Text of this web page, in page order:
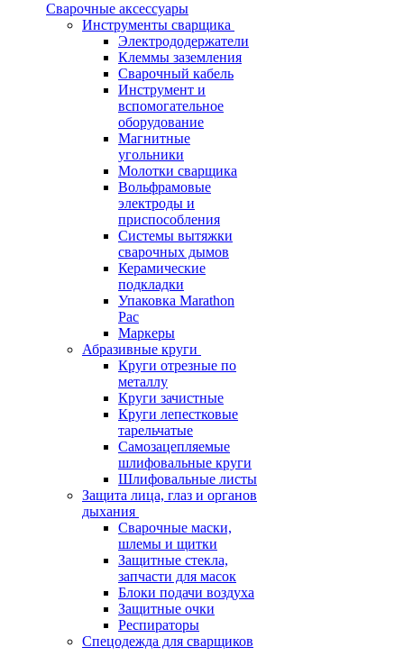
Сварочные аксессуары
Инструменты сварщика
Электрододержатели
Клеммы заземления
Сварочный кабель
Инструмент и
вспомогательное
оборудование
Магнитные
угольники
Молотки сварщика
Вольфрамовые
электроды и
приспособления
Системы вытяжки
сварочных дымов
Керамические
подкладки
Упаковка Marathon
Pac
Маркеры
Абразивные круги
Круги отрезные по
металлу
Круги зачистные
Круги лепестковые
тарельчатые
Самозацепляемые
шлифовальные круги
Шлифовальные листы
Защита лица, глаз и органов
дыхания
Сварочные маски,
шлемы и щитки
Защитные стекла,
запчасти для масок
Блоки подачи воздуха
Защитные очки
Респираторы
Спецодежда для сварщиков